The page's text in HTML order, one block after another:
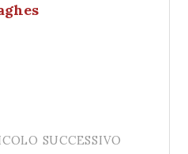
SUCCESSIVO